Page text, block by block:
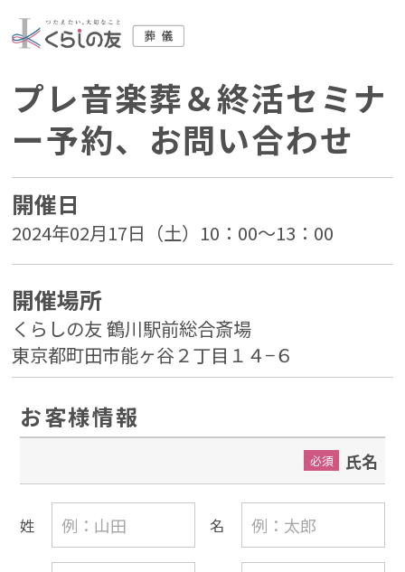
プレ音楽葬＆終活セミナ
ー予約、お問い合わせ
開催日
2024年02月17日（土）10：00～13：00
開催場所
くらしの友 鶴川駅前総合斎場
東京都町田市能ヶ谷２丁目１４−６
お客様情報
氏名
必須
姓 名